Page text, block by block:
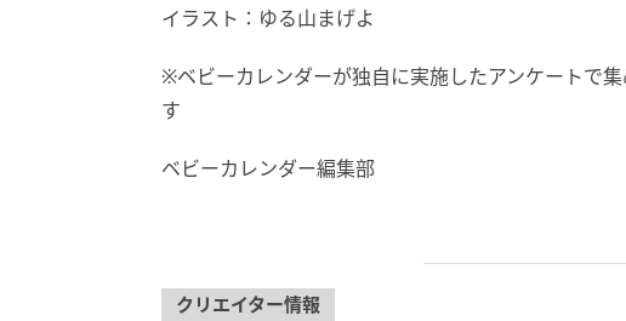
イラスト：ゆる山まげよ
※ベビーカレンダーが独自に実施したアンケートで
す
ベビーカレンダー編集部
クリエイター情報